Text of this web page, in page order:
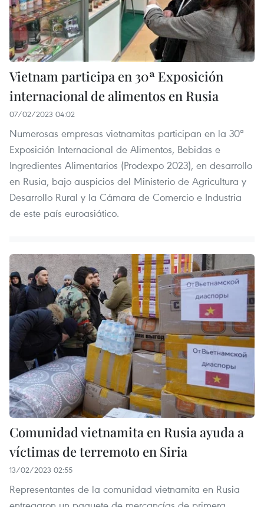
Vietnam participa en 30ª Exposición
internacional de alimentos en Rusia
07/02/2023 04:02
Numerosas empresas vietnamitas participan en la 30ª
Exposición Internacional de Alimentos, Bebidas e
Ingredientes Alimentarios (Prodexpo 2023), en desarrollo
en Rusia, bajo auspicios del Ministerio de Agricultura y
Desarrollo Rural y la Cámara de Comercio e Industria
de este país euroasiático.
Comunidad vietnamita en Rusia ayuda a
víctimas de terremoto en Siria
13/02/2023 02:55
Representantes de la comunidad vietnamita en Rusia